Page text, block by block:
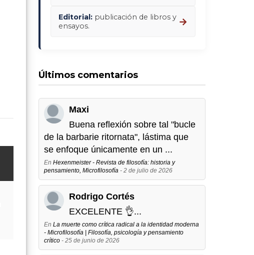
Editorial: publicación de libros y
ensayos.
→
Últimos comentarios
Maxi
Buena reflexión sobre tal "bucle
de la barbarie ritornata", lástima que
se enfoque únicamente en un ...
En Hexenmeister - Revista de filosofía: historia y
pensamiento, Microfilosofía - 2 de julio de 2026
Rodrigo Cortés
EXCELENTE 👌...
En La muerte como crítica radical a la identidad moderna
- Microfilosofía | Filosofía, psicología y pensamiento
crítico - 25 de junio de 2026